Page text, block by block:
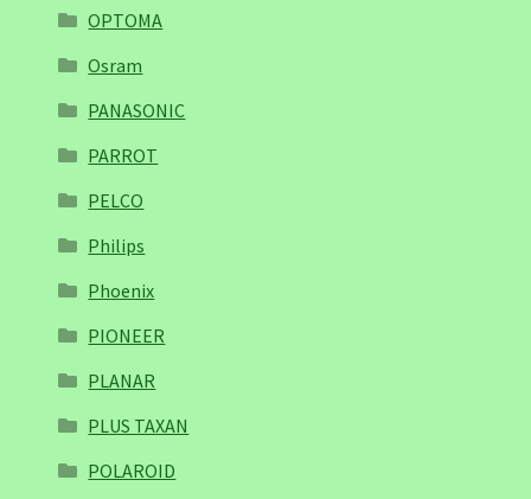
OPTOMA
Osram
PANASONIC
PARROT
PELCO
Philips
Phoenix
PIONEER
PLANAR
PLUS TAXAN
POLAROID